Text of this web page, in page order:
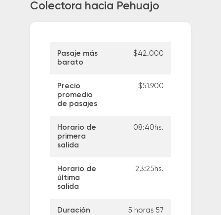
Colectora hacia Pehuajo
Pasaje más
barato
$42.000
Precio
promedio
de pasajes
$51.900
Horario de
primera
salida
08:40hs.
Horario de
última
salida
23:25hs.
Duración
5 horas 57